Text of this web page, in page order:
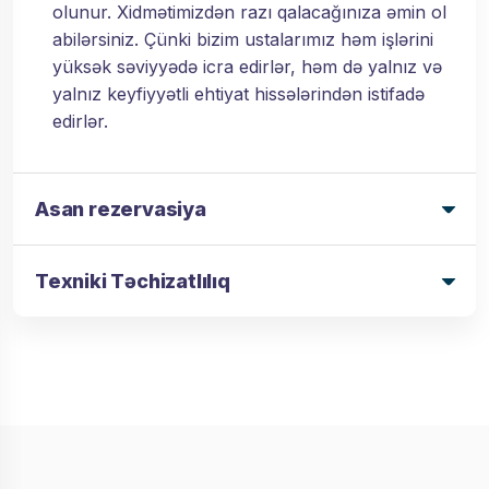
olunur. Xidmətimizdən razı qalacağınıza əmin ol
abilərsiniz. Çünki bizim ustalarımız həm işlərini
yüksək səviyyədə icra edirlər, həm də yalnız və
yalnız keyfiyyətli ehtiyat hissələrindən istifadə
edirlər.
Asan rezervasiya
Texniki Təchizatlılıq